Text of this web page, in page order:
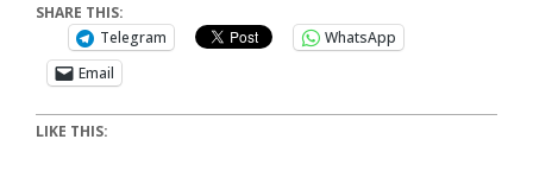
SHARE THIS:
Telegram
WhatsApp
Email
LIKE THIS: